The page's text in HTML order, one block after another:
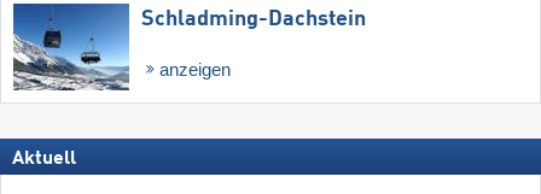
Schladming-Dachstein
anzeigen
Aktuell